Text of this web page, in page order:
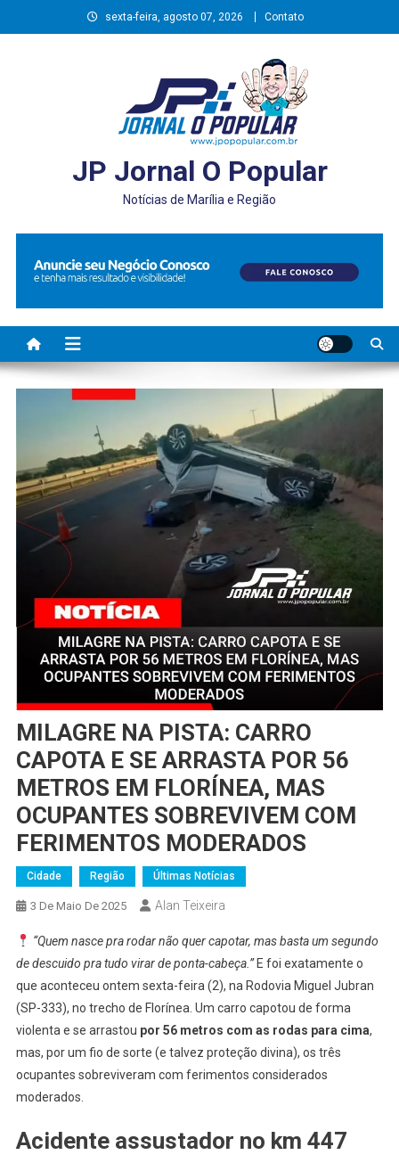
to
sexta-feira, agosto 07, 2026 Contato
JP Jornal O Popular
Notícias de Marília e Região
MILAGRE NA PISTA: CARRO
CAPOTA E SE ARRASTA POR 56
METROS EM FLORÍNEA, MAS
OCUPANTES SOBREVIVEM COM
FERIMENTOS MODERADOS
Cidade Região Últimas Notícias
3 De Maio De 2025 Alan Teixeira
“Quem nasce pra rodar não quer capotar, mas basta um segundo
de descuido pra tudo virar de ponta-cabeça.”E foi exatamente o
que aconteceu ontem sexta-feira (2), na Rodovia Miguel Jubran
(SP-333), no trecho de Florínea. Um carro capotou de forma
violenta e se arrastou por 56 metros com as rodas para cima,
mas, por um fio de sorte (e talvez proteção divina), os três
ocupantes sobreviveram com ferimentos considerados
moderados.
Acidente assustador no km 447